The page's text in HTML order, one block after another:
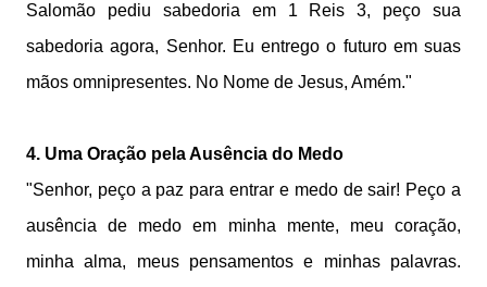
Salomão pediu sabedoria em 1 Reis 3, peço sua
sabedoria agora, Senhor. Eu entrego o futuro em suas
mãos omnipresentes. No Nome de Jesus, Amém."
4. Uma Oração pela Ausência do Medo
"Senhor, peço a paz para entrar e medo de sair! Peço a
ausência de medo em minha mente, meu coração,
minha alma, meus pensamentos e minhas palavras.